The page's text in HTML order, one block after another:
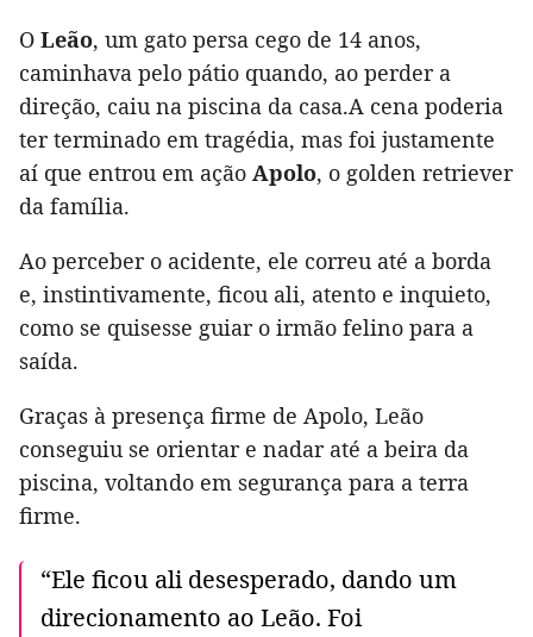
O Leão, um gato persa cego de 14 anos,
caminhava pelo pátio quando, ao perder a
direção, caiu na piscina da casa.A cena poderia
ter terminado em tragédia, mas foi justamente
aí que entrou em ação Apolo, o golden retriever
da família.
Ao perceber o acidente, ele correu até a borda
e, instintivamente, ficou ali, atento e inquieto,
como se quisesse guiar o irmão felino para a
saída.
Graças à presença firme de Apolo, Leão
conseguiu se orientar e nadar até a beira da
piscina, voltando em segurança para a terra
firme.
“Ele ficou ali desesperado, dando um
direcionamento ao Leão. Foi